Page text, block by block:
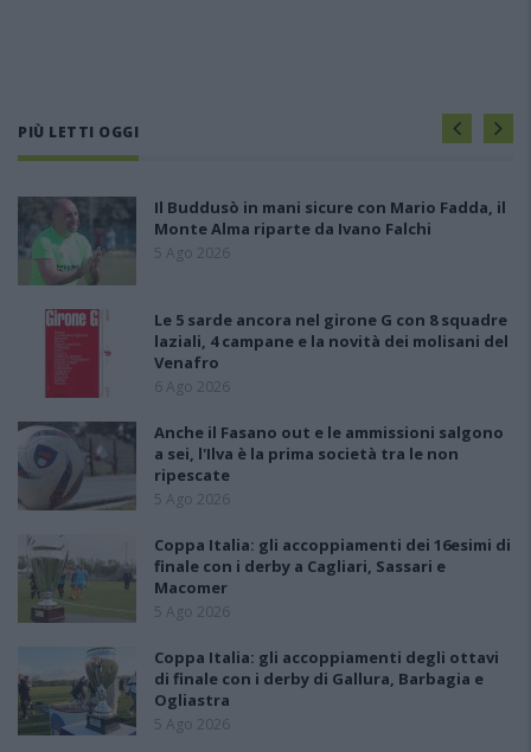
PIÙ LETTI OGGI
Il Buddusò in mani sicure con Mario Fadda, il
Monte Alma riparte da Ivano Falchi
5 Ago 2026
Le 5 sarde ancora nel girone G con 8 squadre
laziali, 4 campane e la novità dei molisani del
Venafro
6 Ago 2026
Anche il Fasano out e le ammissioni salgono
a sei, l'Ilva è la prima società tra le non
ripescate
5 Ago 2026
Coppa Italia: gli accoppiamenti dei 16esimi di
finale con i derby a Cagliari, Sassari e
Macomer
5 Ago 2026
Coppa Italia: gli accoppiamenti degli ottavi
di finale con i derby di Gallura, Barbagia e
Ogliastra
5 Ago 2026